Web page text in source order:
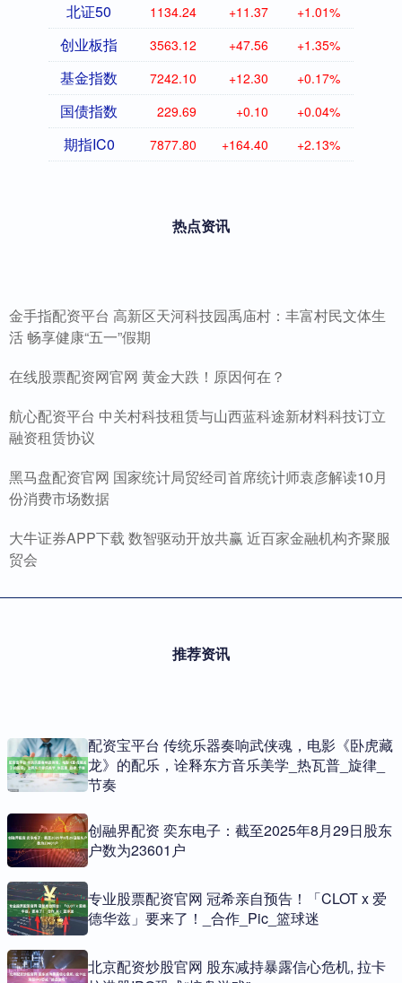
北证50 1134.24 +11.37 +1.01%
创业板指 3563.12 +47.56 +1.35%
基金指数 7242.10 +12.30 +0.17%
国债指数 229.69 +0.10 +0.04%
期指IC0 7877.80 +164.40 +2.13%
热点资讯
金手指配资平台 高新区天河科技园禹庙村：丰富村民文体生
活 畅享健康“五一”假期
在线股票配资网官网 黄金大跌！原因何在？
航心配资平台 中关村科技租赁与山西蓝科途新材料科技订立
融资租赁协议
黑马盘配资官网 国家统计局贸经司首席统计师袁彦解读10月
份消费市场数据
大牛证券APP下载 数智驱动开放共赢 近百家金融机构齐聚服
贸会
推荐资讯
配资宝平台 传统乐器奏响武侠魂，电影《卧虎藏
龙》的配乐，诠释东方音乐美学_热瓦普_旋律_
节奏
创融界配资 奕东电子：截至2025年8月29日股东
户数为23601户
专业股票配资官网 冠希亲自预告！「CLOT x 爱
德华兹」要来了！_合作_Pic_篮球迷
北京配资炒股官网 股东减持暴露信心危机, 拉卡